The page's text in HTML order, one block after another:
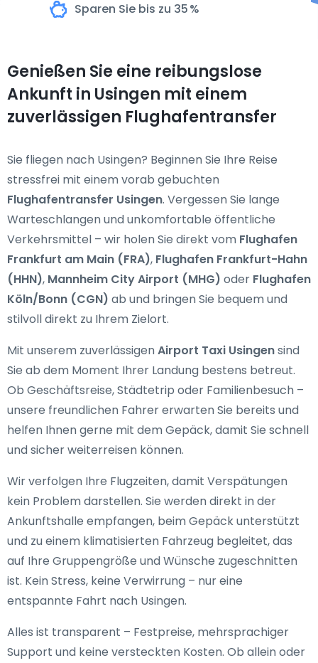
Sparen Sie bis zu 35 %
Genießen Sie eine reibungslose
Ankunft in Usingen mit einem
zuverlässigen Flughafentransfer
Sie fliegen nach Usingen? Beginnen Sie Ihre Reise
stressfrei mit einem vorab gebuchten
Flughafentransfer Usingen. Vergessen Sie lange
Warteschlangen und unkomfortable öffentliche
Verkehrsmittel – wir holen Sie direkt vom Flughafen
Frankfurt am Main (FRA), Flughafen Frankfurt-Hahn
(HHN), Mannheim City Airport (MHG) oder Flughafen
Köln/Bonn (CGN) ab und bringen Sie bequem und
stilvoll direkt zu Ihrem Zielort.
Mit unserem zuverlässigenAirport Taxi Usingensind
Sie ab dem Moment Ihrer Landung bestens betreut.
Ob Geschäftsreise, Städtetrip oder Familienbesuch –
unsere freundlichen Fahrer erwarten Sie bereits und
helfen Ihnen gerne mit dem Gepäck, damit Sie schnell
und sicher weiterreisen können.
Wir verfolgen Ihre Flugzeiten, damit Verspätungen
kein Problem darstellen. Sie werden direkt in der
Ankunftshalle empfangen, beim Gepäck unterstützt
und zu einem klimatisierten Fahrzeug begleitet, das
auf Ihre Gruppengröße und Wünsche zugeschnitten
ist. Kein Stress, keine Verwirrung – nur eine
entspannte Fahrt nach Usingen.
Alles ist transparent – Festpreise, mehrsprachiger
Support und keine versteckten Kosten. Ob allein oder